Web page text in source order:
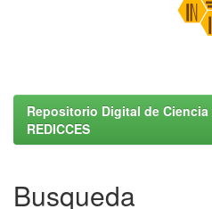
Repositorio Digital de
REDICCES
Busqueda